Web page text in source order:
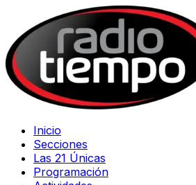
Inicio
Secciones
Las 21 Únicas
Programación